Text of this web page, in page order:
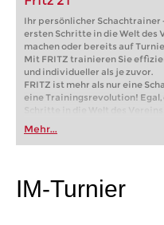
Ihr persönlicher Schachtrainer
ersten Schritte in die Welt des
machen oder bereits auf
Mit FRITZ trainieren Sie
und individueller als je zuvor.
FRITZ ist mehr als nur eine
eine Trainingsrevolution! Egal,
Schritte in die Welt des
oder bereits auf Turnierniveau
FRITZ trainieren Sie
individueller als je zuvor.
Mehr...
IM-Turnier